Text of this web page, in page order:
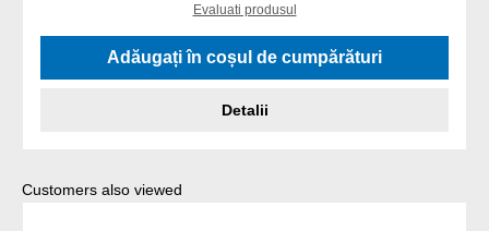
Evaluati produsul
Adăugați în coșul de cumpărături
Detalii
Sari peste galeria de produse
Customers also viewed